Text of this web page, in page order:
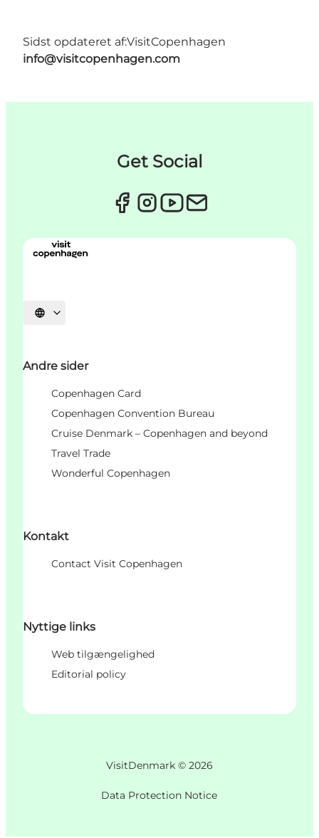
Sidst opdateret af:VisitCopenhagen
info@visitcopenhagen.com
Get Social
Vælg sprog
Andre sider
Copenhagen Card
Copenhagen Convention Bureau
Cruise Denmark – Copenhagen and beyond
Travel Trade
Wonderful Copenhagen
Kontakt
Contact Visit Copenhagen
Nyttige links
Web tilgængelighed
Editorial policy
VisitDenmark © 2026
Data Protection Notice